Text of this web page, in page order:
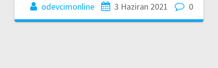
odevcimonline 3 Haziran 2021 0